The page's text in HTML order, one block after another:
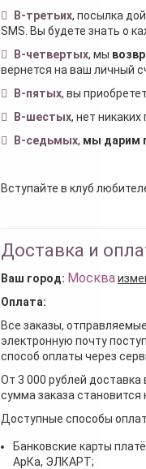
В-третьих, посылка
SMS. Вы будете знать о
В-четвертых, мы
вернется на ваш личный
В-пятых, вы
В-шестых, нет
В-седьмых, мы дарим
Вступайте в клуб
Доставка и
Ваш город: Москва
Оплата:
Все заказы,
электронную почту
способ оплаты через
От 3 000 рублей
сумма заказа
Доступные способы
Банковские карты
АрКа, ЭЛКАРТ;